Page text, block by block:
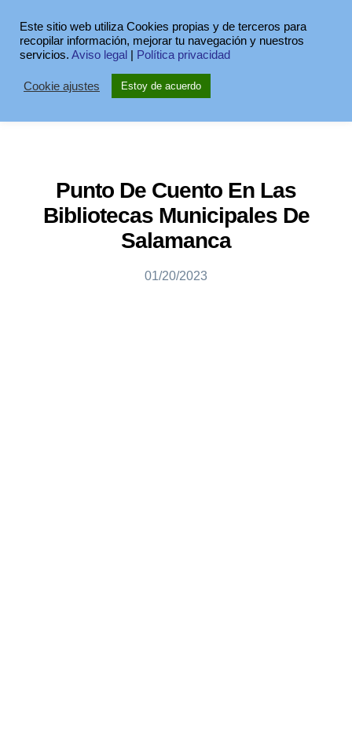
Punto De Cuento En Las
Bibliotecas Municipales De
Salamanca
01/20/2023
Este sitio web utiliza Cookies propias y de terceros para
recopilar información, mejorar tu navegación y nuestros
servicios. Aviso legal Política privacidad
Cookie ajustes Estoy de acuerdo